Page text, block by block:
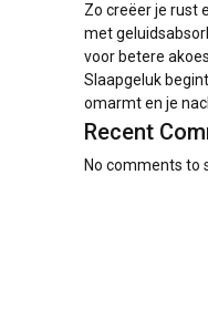
Zo creëer je rust
met
voor betere
Slaapgeluk
omarmt en je
Recent
No comments to